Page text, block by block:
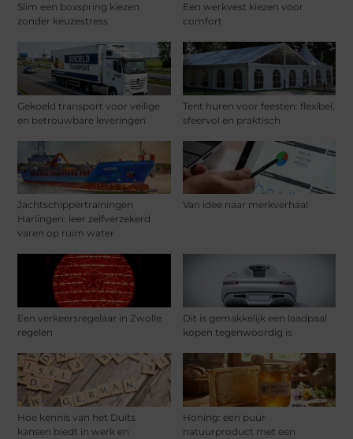
Slim een boxspring kiezen
zonder keuzestress
Een werkvest kiezen voor
comfort
Gekoeld transport voor veilige
en betrouwbare leveringen
Tent huren voor feesten: flexibel,
sfeervol en praktisch
Jachtschippertrainingen
Harlingen: leer zelfverzekerd
varen op ruim water
Van idee naar merkverhaal
Een verkeersregelaar in Zwolle
regelen
Dit is gemakkelijk een laadpaal
kopen tegenwoordig is
Hoe kennis van het Duits
kansen biedt in werk en
Honing: een puur
natuurproduct met een